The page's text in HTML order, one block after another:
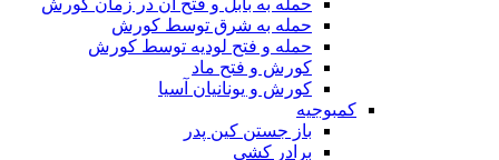
حمله به بابل و فتح آن در زمان کورش
حمله به شرق توسط کورش
حمله و فتح لودیه توسط کورش
کورش و فتح ماد
کورش و یونانیان آسیا
کمبوجیه
باز جستن کین پدر
برادر کشی